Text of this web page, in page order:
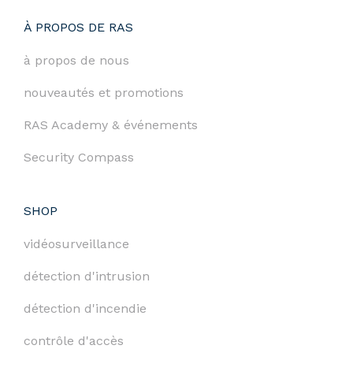
À PROPOS DE RAS
à propos de nous
nouveautés et promotions
RAS Academy & événements
Security Compass
SHOP
vidéosurveillance
détection d'intrusion
détection d'incendie
contrôle d'accès